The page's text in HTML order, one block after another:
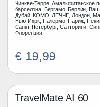
Чинкве-Терре,
барселона, Бергамо, Берлин,
Дубай, КОМО, ЛЕЧЧЕ, Лондон,
Нью-Йорк, Палермо, Париж,
Санкт-Петербург, Санторини,
Флоренция
€ 19,99
TravelMate AI 60